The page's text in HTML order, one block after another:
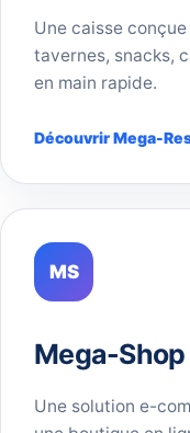
Une caisse
tavernes, snacks,
en main rapide.
Découvrir Mega-
MS
Mega-Shop
Une solution e-